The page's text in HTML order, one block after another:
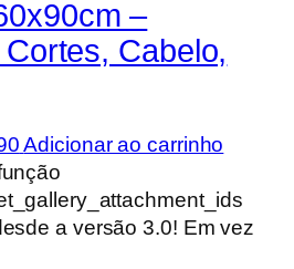
–
Cabelo,
O
preço
atual
é:
Adicionar ao carrinho
a versão 3.0! Em vez